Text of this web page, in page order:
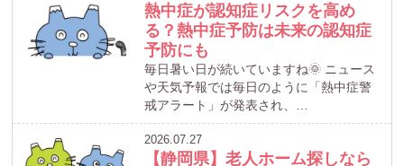
熱中症が認知症リスクを高め
る？熱中症予防は未来の認知症
予防にも
毎日暑い日が続いていますね🌞 ニュース
や天気予報では毎日のように「熱中症警
戒アラート」が発表され、…
2026.07.27
【静岡県】老人ホーム探しなら